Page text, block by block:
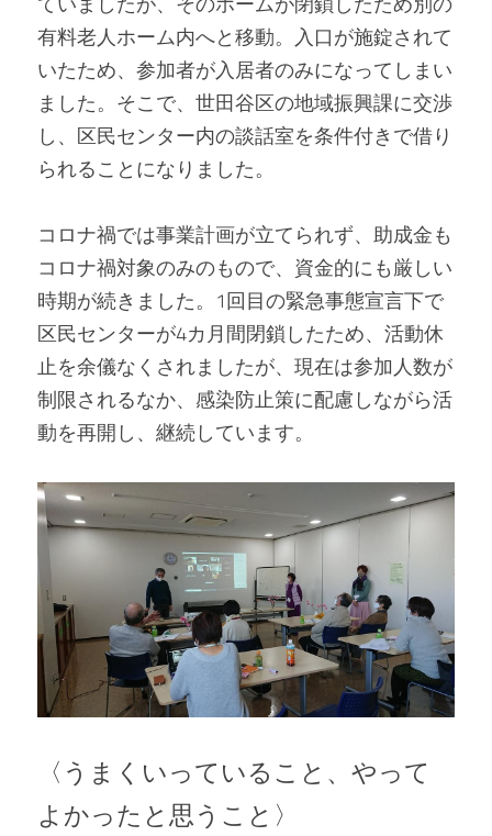
有料老人ホーム内へと移動。入口が施錠されて
いたため、参加者が入居者のみになってしまい
ました。そこで、世田谷区の地域振興課に交渉
し、区民センター内の談話室を条件付きで借り
られることになりました。
コロナ禍では事業計画が立てられず、助成金も
コロナ禍対象のみのもので、資金的にも厳しい
時期が続きました。1回目の緊急事態宣言下で
区民センターが4カ月間閉鎖したため、活動休
止を余儀なくされましたが、現在は参加人数が
制限されるなか、感染防止策に配慮しながら活
動を再開し、継続しています。
〈うまくいっていること、やって
よかったと思うこと〉